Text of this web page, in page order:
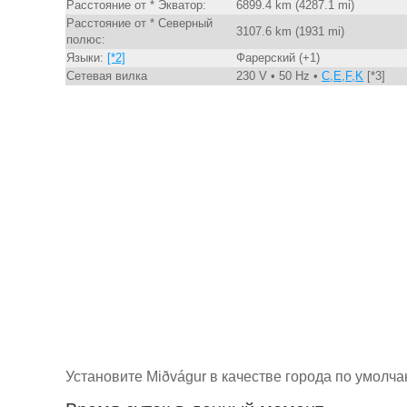
Расстояние от * Экватор:
6899.4 km (4287.1 mi)
Расстояние от * Северный
полюс:
3107.6 km (1931 mi)
Языки: [*2]
Фарерский (+1)
Сетевая вилка
230 V • 50 Hz • C,E,F,K [*3]
Установите Miðvágur в качестве города по